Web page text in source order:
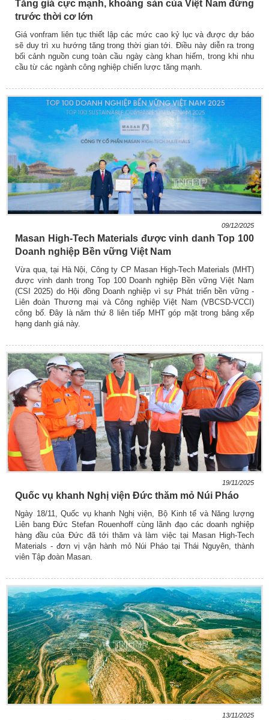
Tăng giá cực mạnh, khoáng sản của Việt Nam đứng
trước thời cơ lớn
Giá vonfram liên tục thiết lập các mức cao kỷ lục và được dự báo
sẽ duy trì xu hướng tăng trong thời gian tới. Điều này diễn ra trong
bối cảnh nguồn cung toàn cầu ngày càng khan hiếm, trong khi nhu
cầu từ các ngành công nghiệp chiến lược tăng mạnh.
09/12/2025
Masan High-Tech Materials được vinh danh Top 100
Doanh nghiệp Bền vững Việt Nam
Vừa qua, tại Hà Nội, Công ty CP Masan High-Tech Materials (MHT)
được vinh danh trong Top 100 Doanh nghiệp Bền vững Việt Nam
(CSI 2025) do Hội đồng Doanh nghiệp vì sự Phát triển bền vững -
Liên đoàn Thương mại và Công nghiệp Việt Nam (VBCSD-VCCI)
công bố. Đây là năm thứ 8 liên tiếp MHT góp mặt trong bảng xếp
hạng danh giá này.
19/11/2025
Quốc vụ khanh Nghị viện Đức thăm mỏ Núi Pháo
Ngày 18/11, Quốc vụ khanh Nghị viện, Bộ Kinh tế và Năng lượng
Liên bang Đức Stefan Rouenhoff cùng lãnh đạo các doanh nghiệp
hàng đầu của Đức đã tới thăm và làm việc tại Masan High-Tech
Materials - đơn vị vận hành mỏ Núi Pháo tại Thái Nguyên, thành
viên Tập đoàn Masan.
13/11/2025